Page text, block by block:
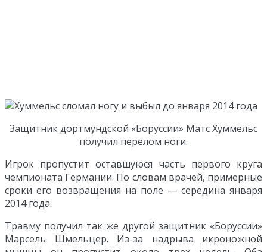
Защитник дортмундской «Боруссии» Матс Хуммельс
получил перелом ноги.
Игрок пропустит оставшуюся часть первого круга
чемпионата Германии. По словам врачей, примерные
сроки его возвращения на поле — середина января
2014 года.
Травму получил так же другой защитник «Боруссии»
Марсель Шмельцер. Из-за надрыва икроножной